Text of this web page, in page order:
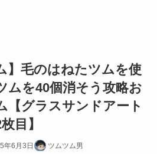
】毛のはねたツムを使
ムを40個消そう攻略お
【グラスサンドアート
目】
年6月3日 ツムツム男